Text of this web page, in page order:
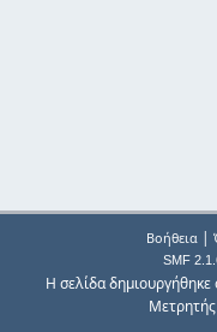
Βοήθεια|
SMF
Η σελίδα